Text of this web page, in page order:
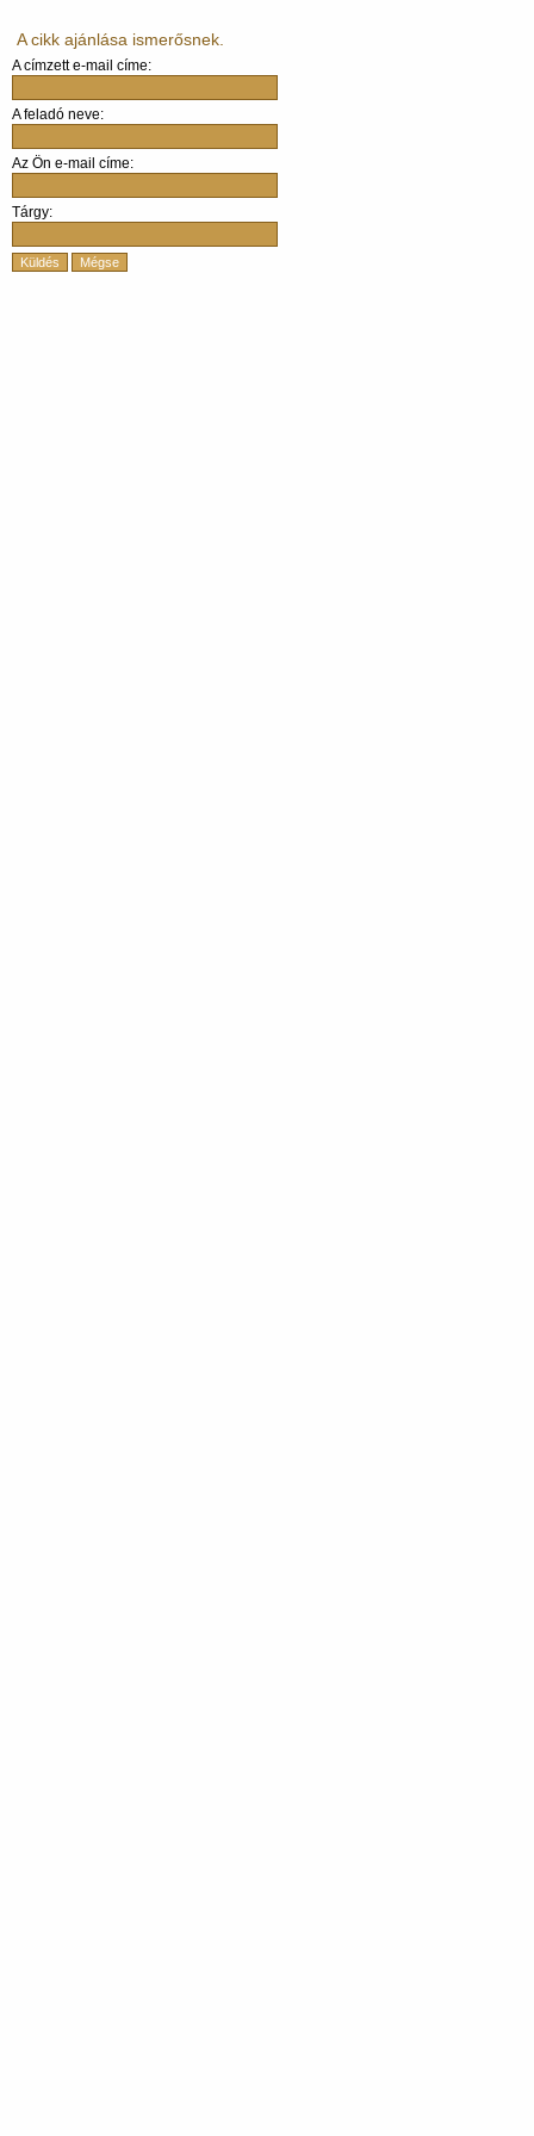
A cikk ajánlása ismerősnek.
A címzett e-mail címe:
A feladó neve:
Az Ön e-mail címe:
Tárgy:
Küldés Mégse